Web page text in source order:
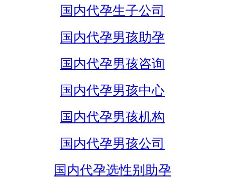
国内代孕生子公司
国内代孕男孩助孕
国内代孕男孩咨询
国内代孕男孩中心
国内代孕男孩机构
国内代孕男孩公司
国内代孕选性别助孕